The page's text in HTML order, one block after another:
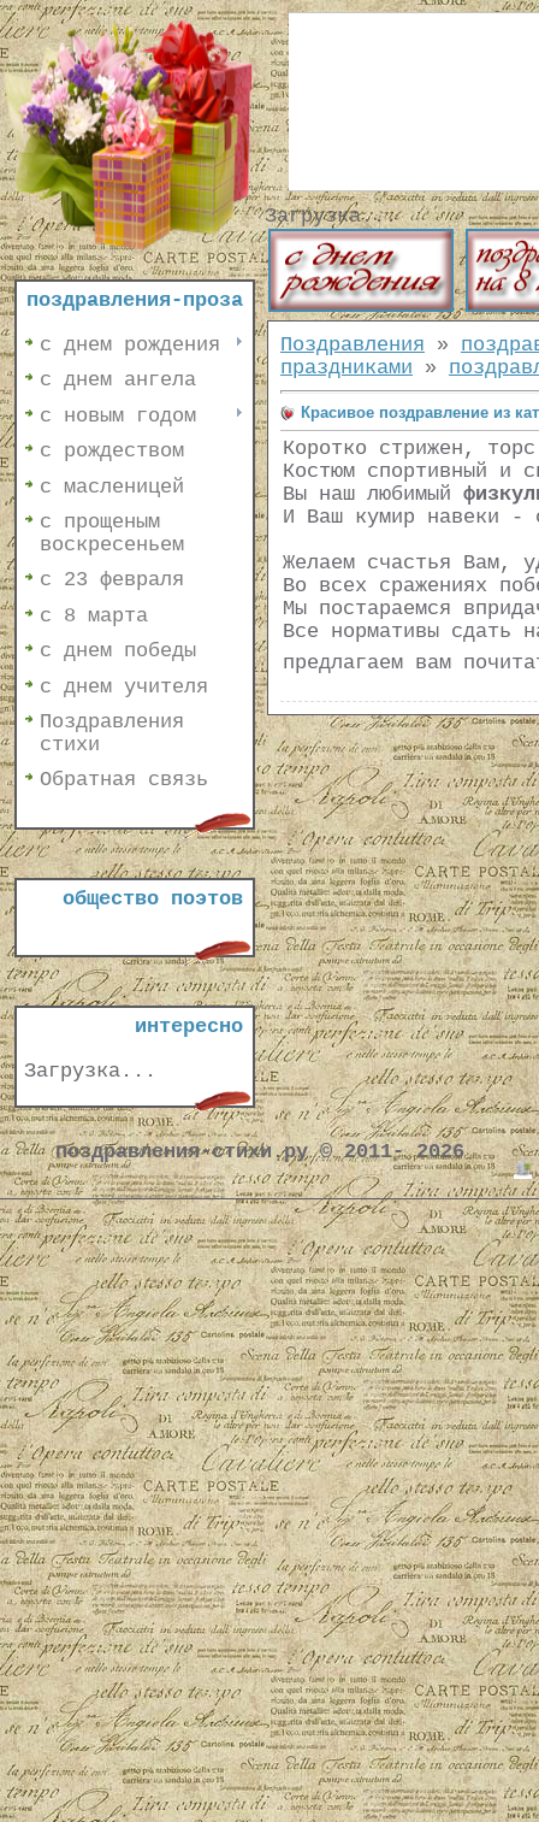
поздравления-проза
с днем рождения
с днем ангела
с новым годом
с рождеством
с масленицей
с прощеным
воскресеньем
с 23 февраля
с 8 марта
с днем победы
с днем учителя
Поздравления
стихи
Обратная связь
общество поэтов
интересно
Загрузка...
Загрузка...
Поздравления »
праздниками »
Красивое поздравление из
Коротко стрижен,
Костюм спортивный и
Вы наш любимый
И Ваш кумир навеки -
Желаем счастья Вам,
Во всех сражениях
Мы постараемся
Все нормативы сдать
предлагаем вам
поздравления-стихи.ру © 2011- 2026